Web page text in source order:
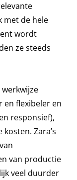
met de hele
wordt
ze steeds
en flexibeler en
responsief),
Zara’s
van productie
veel duurder